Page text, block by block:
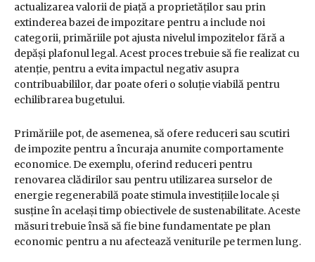
actualizarea valorii de piață a proprietăților sau prin
extinderea bazei de impozitare pentru a include noi
categorii, primăriile pot ajusta nivelul impozitelor fără a
depăși plafonul legal. Acest proces trebuie să fie realizat cu
atenție, pentru a evita impactul negativ asupra
contribuabililor, dar poate oferi o soluție viabilă pentru
echilibrarea bugetului.
Primăriile pot, de asemenea, să ofere reduceri sau scutiri
de impozite pentru a încuraja anumite comportamente
economice. De exemplu, oferind reduceri pentru
renovarea clădirilor sau pentru utilizarea surselor de
energie regenerabilă poate stimula investițiile locale și
susține în același timp obiectivele de sustenabilitate. Aceste
măsuri trebuie însă să fie bine fundamentate pe plan
economic pentru a nu afectează veniturile pe termen lung.